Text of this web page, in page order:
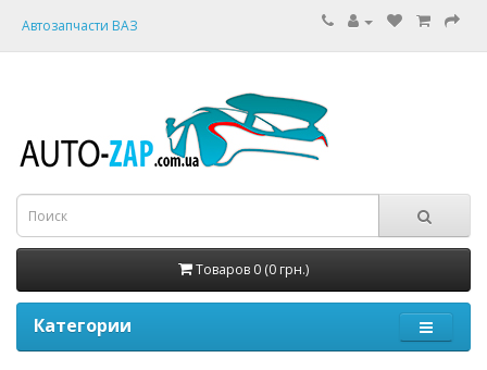
Автозапчасти ВАЗ
Товаров 0 (0 грн.)
Категории